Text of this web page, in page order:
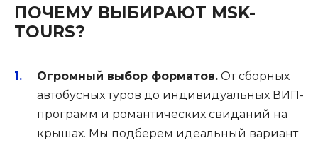
ПОЧЕМУ ВЫБИРАЮТ MSK-
TOURS?
Огромный выбор форматов. От сборных
автобусных туров до индивидуальных ВИП-
программ и романтических свиданий на
крышах. Мы подберем идеальный вариант